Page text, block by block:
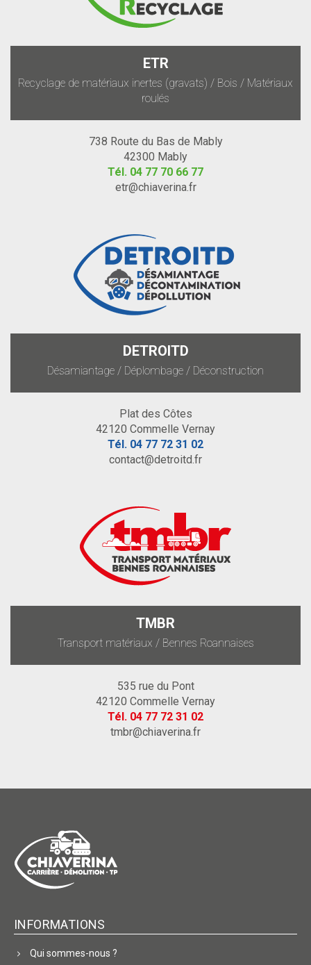
ETR
Recyclage de matériaux inertes (gravats) / Bois / Matériaux
roulés
738 Route du Bas de Mably
42300 Mably
Tél. 04 77 70 66 77
etr@chiaverina.fr
DETROITD
Désamiantage / Déplombage / Déconstruction
Plat des Côtes
42120 Commelle Vernay
Tél. 04 77 72 31 02
contact@detroitd.fr
TMBR
Transport matériaux / Bennes Roannaises
535 rue du Pont
42120 Commelle Vernay
Tél. 04 77 72 31 02
tmbr@chiaverina.fr
INFORMATIONS
Qui sommes-nous ?